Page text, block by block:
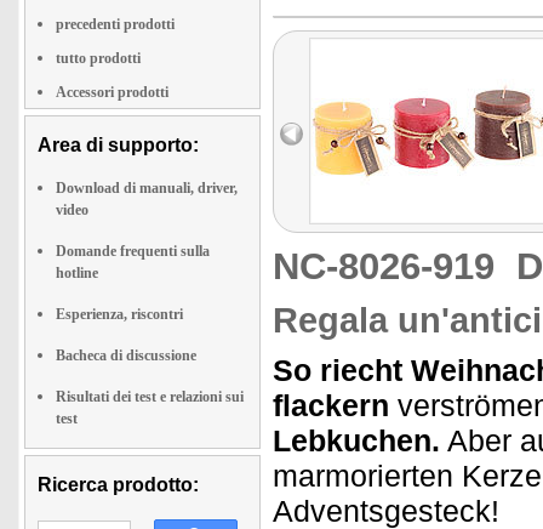
precedenti prodotti
tutto prodotti
Accessori prodotti
Area di supporto:
Download di manuali, driver,
video
Domande frequenti sulla
hotline
Esperienza, riscontri
Bacheca di discussione
Risultati dei test e relazioni sui
test
Ricerca prodotto:
NC-8026-919
Regala
So riecht
flackern
Lebkuchen. Aber
marmorierten
Adventsgesteck!